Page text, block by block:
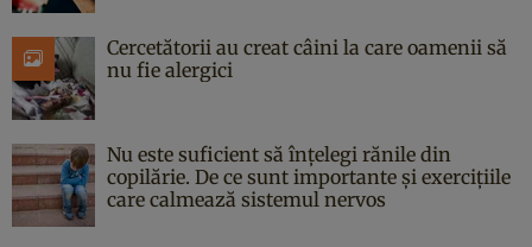
Cercetătorii au creat câini la care oamenii să
nu fie alergici
Nu este suficient să înțelegi rănile din
copilărie. De ce sunt importante și exercițiile
care calmează sistemul nervos